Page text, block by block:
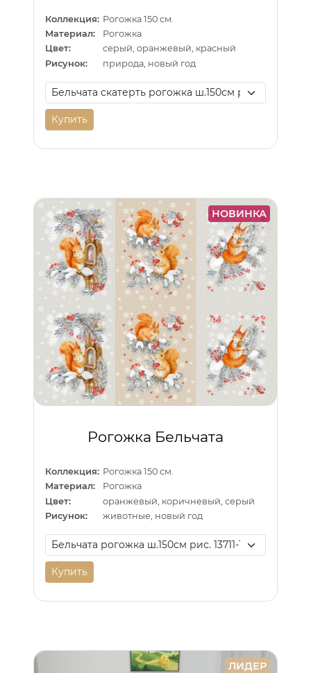
Коллекция: Рогожка 150 см.
Материал:
Рогожка
Цвет:
серый, оранжевый, красный
Рисунок:
природа, новый год
Купить
НОВИНКА
Рогожка Бельчата
Коллекция: Рогожка 150 см.
Материал:
Рогожка
Цвет:
оранжевый, коричневый, серый
Рисунок:
животные, новый год
Купить
ЛИДЕР